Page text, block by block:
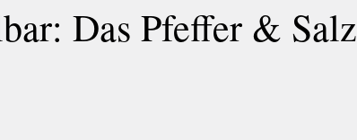
Das Pfeffer & Salz